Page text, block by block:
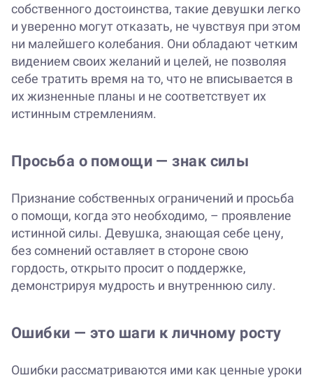
собственного достоинства, такие девушки легко
и уверенно могут отказать, не чувствуя при этом
ни малейшего колебания. Они обладают четким
видением своих желаний и целей, не позволяя
себе тратить время на то, что не вписывается в
их жизненные планы и не соответствует их
истинным стремлениям.
Просьба о помощи — знак силы
Признание собственных ограничений и просьба
о помощи, когда это необходимо, – проявление
истинной силы. Девушка, знающая себе цену,
без сомнений оставляет в стороне свою
гордость, открыто просит о поддержке,
демонстрируя мудрость и внутреннюю силу.
Ошибки — это шаги к личному росту
Ошибки рассматриваются ими как ценные уроки